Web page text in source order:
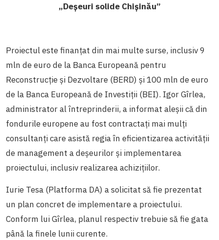
„Deșeuri solide Chișinău”
Proiectul este finanțat din mai multe surse, inclusiv 9
mln de euro de la Banca Europeană pentru
Reconstrucție și Dezvoltare (BERD) și 100 mln de euro
de la Banca Europeană de Investiții (BEI). Igor Gîrlea,
administrator al întreprinderii, a informat aleșii că din
fondurile europene au fost contractați mai mulți
consultanți care asistă regia în eficientizarea activității
de management a deșeurilor și implementarea
proiectului, inclusiv realizarea achizițiilor.
Iurie Tesa (Platforma DA) a solicitat să fie prezentat
un plan concret de implementare a proiectului.
Conform lui Gîrlea, planul respectiv trebuie să fie gata
până la finele lunii curente.